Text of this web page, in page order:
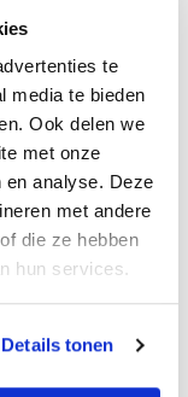
te
media te bieden
Ook delen we
met onze
analyse. Deze
met andere
die ze hebben
hun services.
Details tonen
gemiddeld
in loondienst.
een grote rol.
lastig voor
UWV heeft
34
voorbeeld